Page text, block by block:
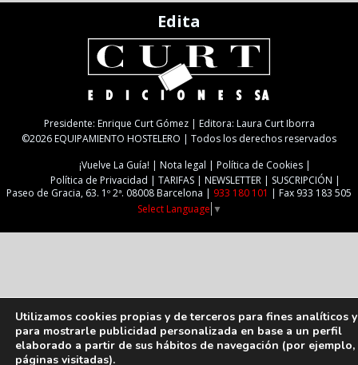
Edita
Presidente: Enrique Curt Gómez | Editora: Laura Curt Iborra
©2026 EQUIPAMIENTO HOSTELERO | Todos los derechos reservados
¡Vuelve La Guía!
Nota legal
Política de Cookies
Política de Privacidad
TARIFAS NEWSLETTER
SUSCRIPCIÓN
Paseo de Gracia, 63. 1º 2ª. 08008 Barcelona | 933 180 101 | Fax 933 183 505
Select Language ▼
Utilizamos cookies propias y de terceros para fines analíticos y
para mostrarle publicidad personalizada en base a un perfil
elaborado a partir de sus hábitos de navegación (por ejemplo,
páginas visitadas).